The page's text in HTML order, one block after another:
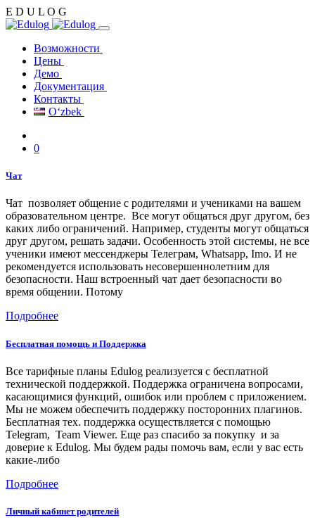
E D U L O G
Возможности
Цены
Демо
Документация
Контакты
Oʻzbek
0
Чат
Чат позволяет общение с родителями и учениками на вашем
образовательном центре. Все могут общаться друг другом, без
каких либо ограничений. Например, студенты могут общаться
друг другом, решать задачи. Особенность этой системы, не все
ученики имеют мессенджеры Телеграм, Whatsapp, Imo. И не
рекомендуется использовать несовершеннолетним для
безопасности. Наш встроенный чат дает безопасности во
время общении. Потому
Подробнее
Бесплатная помощь и Поддержка
Все тарифные планы Edulog реализуется с бесплатной
технической поддержкой. Поддержка ограничена вопросами,
касающимися функций, ошибок или проблем с приложением.
Мы не можем обеспечить поддержку посторонних плагинов.
Бесплатная тех. поддержка осуществляется с помощью
Telegram, Team Viewer. Еще раз спасибо за покупку и за
доверие к Edulog. Мы будем рады помочь вам, если у вас есть
какие-либо
Подробнее
Личный кабинет родителей